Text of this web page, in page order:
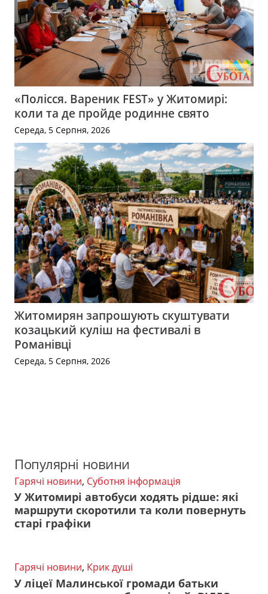
«Полісся. Вареник FEST» у Житомирі:
коли та де пройде родинне свято
Середа, 5 Серпня, 2026
Житомирян запрошують скуштувати
козацький куліш на фестивалі в
Романівці
Середа, 5 Серпня, 2026
Популярні новини
Гарячі новини, Суботня інформація
У Житомирі автобуси ходять рідше: які
маршрути скоротили та коли повернуть
старі графіки
Гарячі новини, Крик душі
У ліцеї Малинської громади батьки